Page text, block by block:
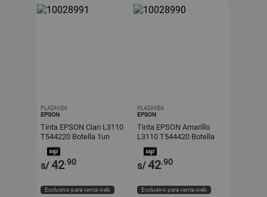
PLAZAVEA
EPSON
Tinta EPSON Cian L3110
T544220 Botella 1un
s/42.90
Exclusivo para venta web
PLAZAVEA
EPSON
Tinta EPSON Amarillo
L3110 T544420 Botella
1un
s/42.90
Exclusivo para venta web